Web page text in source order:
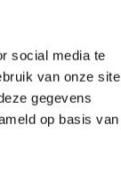
social media te
van onze site
gegevens
op basis van